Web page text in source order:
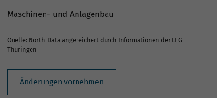
Maschinen- und Anlagenbau
Quelle: North-Data angereichert durch Informationen der LEG
Thüringen
Änderungen vornehmen